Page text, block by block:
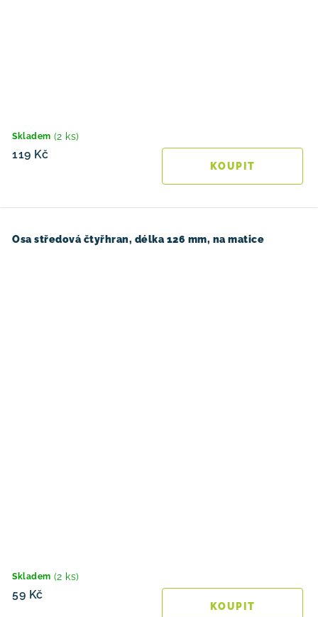
Skladem (2 ks)
119 Kč
Osa středová čtyřhran, délka 126 mm, na matice
Skladem (2 ks)
59 Kč